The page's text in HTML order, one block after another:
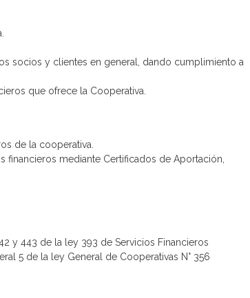
socios y clientes en general, dando cumplimiento a
que ofrece la Cooperativa.
de la cooperativa.
mediante Certificados de Aportación,
y 443 de la ley 393 de Servicios Financieros
5 de la ley General de Cooperativas N° 356